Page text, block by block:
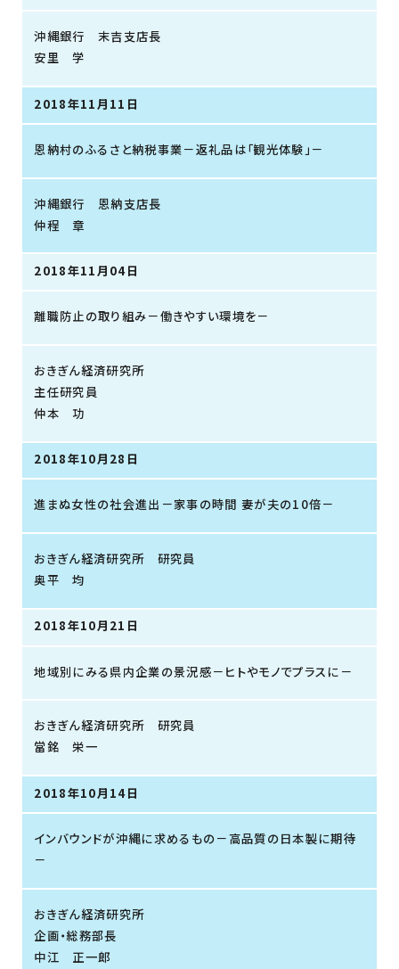
沖縄銀行 末吉支店長
安里 学
2018年11月11日
恩納村のふるさと納税事業－返礼品は「観光体験」－
沖縄銀行 恩納支店長
仲程 章
2018年11月04日
離職防止の取り組み－働きやすい環境を－
おきぎん経済研究所
主任研究員
仲本 功
2018年10月28日
進まぬ女性の社会進出－家事の時間 妻が夫の10倍－
おきぎん経済研究所 研究員
奥平 均
2018年10月21日
地域別にみる県内企業の景況感－ヒトやモノでプラスに－
おきぎん経済研究所 研究員
當銘 栄一
2018年10月14日
インバウンドが沖縄に求めるもの－高品質の日本製に期待
－
おきぎん経済研究所
企画・総務部長
中江 正一郎